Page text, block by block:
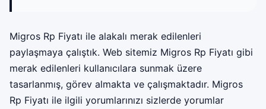
Migros Rp Fiyatı ile alakalı merak edilenleri
paylaşmaya çalıştık. Web sitemiz Migros Rp Fiyatı gibi
merak edilenleri kullanıcılara sunmak üzere
tasarlanmış, görev almakta ve çalışmaktadır. Migros
Rp Fiyatı ile ilgili yorumlarınızı sizlerde yorumlar